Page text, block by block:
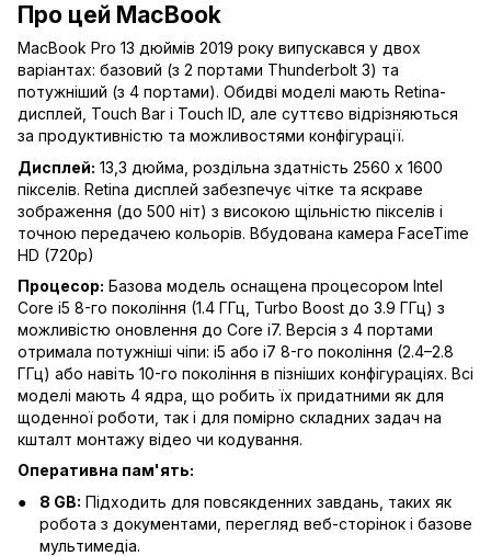
Про цей MacBook
MacBook Pro 13 дюймів 2019 року випускався у двох
варіантах: базовий (з 2 портами Thunderbolt 3) та
потужніший (з 4 портами). Обидві моделі мають Retina-
дисплей, Touch Bar і Touch ID, але суттєво відрізняються
за продуктивністю та можливостями конфігурації.
Дисплей: 13,3 дюйма, роздільна здатність 2560 x 1600
пікселів. Retina дисплей забезпечує чітке та яскраве
зображення (до 500 ніт) з високою щільністю пікселів і
точною передачею кольорів. Вбудована камера FaceTime
HD (720p)
Процесор: Базова модель оснащена процесором Intel
Core i5 8-го покоління (1.4 ГГц, Turbo Boost до 3.9 ГГц) з
можливістю оновлення до Core i7. Версія з 4 портами
отримала потужніші чіпи: i5 або i7 8-го покоління (2.4–2.8
ГГц) або навіть 10-го покоління в пізніших конфігураціях. Всі
моделі мають 4 ядра, що робить їх придатними як для
щоденної роботи, так і для помірно складних задач на
кшталт монтажу відео чи кодування.
Оперативна пам'ять:
8 GB: Підходить для повсякденних завдань, таких як
робота з документами, перегляд веб-сторінок і базове
мультимедіа.